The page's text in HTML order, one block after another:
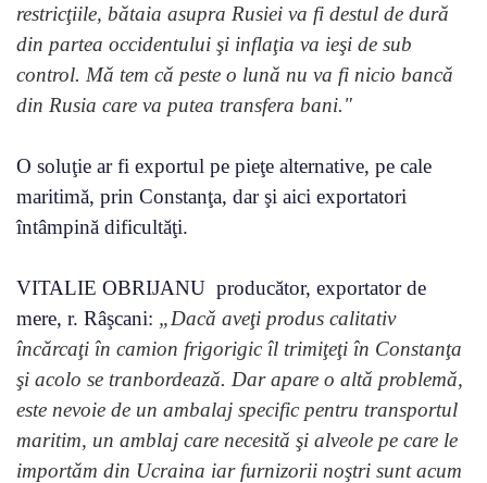
restricţiile, bătaia asupra Rusiei va fi destul de dură
din partea occidentului şi inflaţia va ieşi de sub
control. Mă tem că peste o lună nu va fi nicio bancă
din Rusia care va putea transfera bani."
O soluţie ar fi exportul pe pieţe alternative, pe cale
maritimă, prin Constanţa, dar şi aici exportatori
întâmpină dificultăţi.
VITALIE OBRIJANU producător, exportator de
mere, r. Râşcani: „Dacă aveţi produs calitativ
încărcaţi în camion frigorigic îl trimiţeţi în Constanţa
şi acolo se tranbordează. Dar apare o altă problemă,
este nevoie de un ambalaj specific pentru transportul
maritim, un amblaj care necesită şi alveole pe care le
importăm din Ucraina iar furnizorii noştri sunt acum